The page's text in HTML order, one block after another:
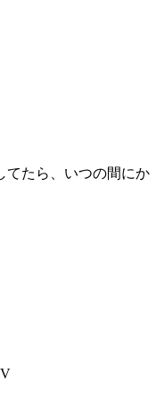
てたら、いつの間にか